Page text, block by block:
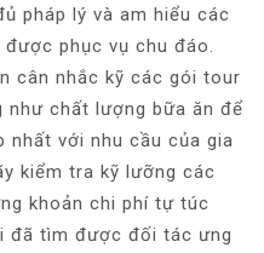
pháp lý và am hiểu các
phục vụ chu đáo.
cân nhắc kỹ các gói tour
chất lượng bữa ăn để
nhất với nhu cầu của gia
kiểm tra kỹ lưỡng các
khoản chi phí tự túc
đã tìm được đối tác ưng